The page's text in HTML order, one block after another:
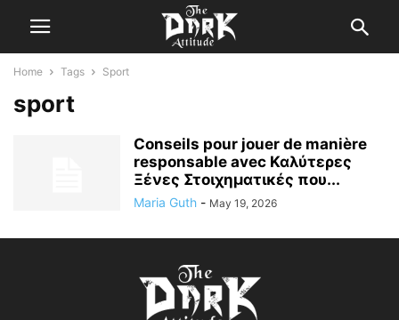
Home Tags Sport
sport
Conseils pour jouer de manière
responsable avec Καλύτερες
Ξένες Στοιχηματικές που...
Maria Guth - May 19, 2026